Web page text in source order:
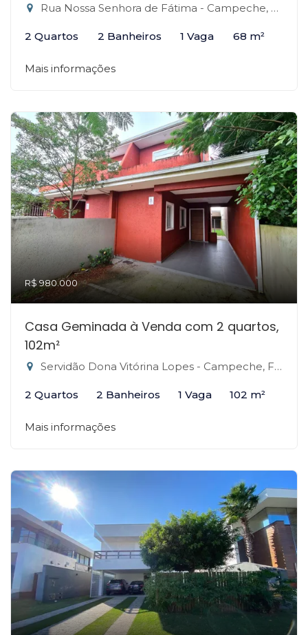
Rua Nossa Senhora de Fátima - Campeche, Florianópolis-SC
2 Quartos 2 Banheiros 1 Vaga 68 m²
Mais informações
R$ 980.000
Casa Geminada à Venda com 2 quartos,
102m²
Servidão Dona Vitórina Lopes - Campeche, Florianópolis-SC
2 Quartos 2 Banheiros 1 Vaga 102 m²
Mais informações